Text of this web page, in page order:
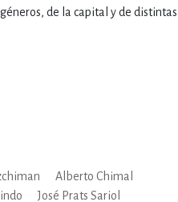
de la capital y de distintas
Alberto Chimal
José Prats Sariol